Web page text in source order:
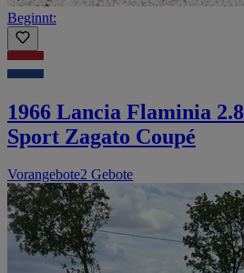
Beginnt:
1966 Lancia Flaminia
Sport Zagato Coupé
Vorangebote2 Gebote